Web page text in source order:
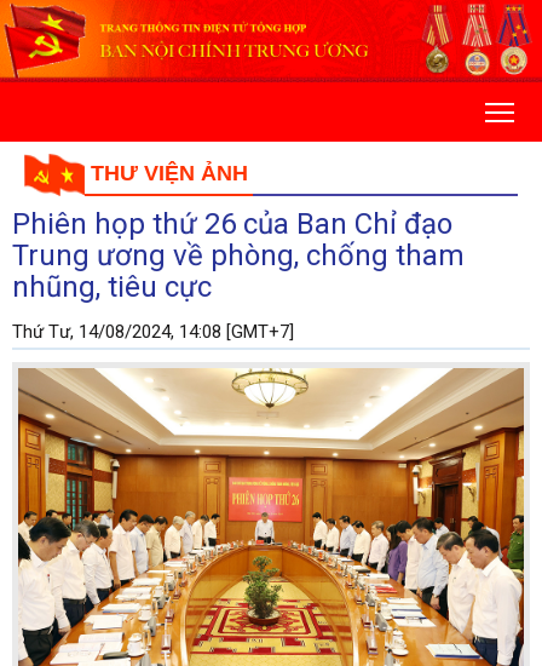
THƯ VIỆN ẢNH
Phiên họp thứ 26 của Ban Chỉ đạo
Trung ương về phòng, chống tham
nhũng, tiêu cực
Thứ Tư, 14/08/2024, 14:08 [GMT+7]